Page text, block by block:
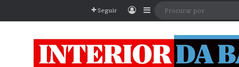
Seguir EntrarBarra Lateral